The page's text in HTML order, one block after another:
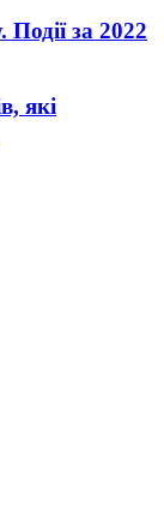
Події за 2022
які